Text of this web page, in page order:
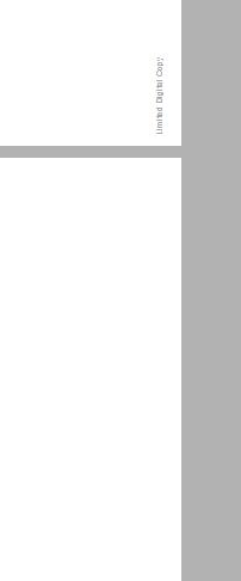
א. ילדות בקייב ובפינסק ... 2